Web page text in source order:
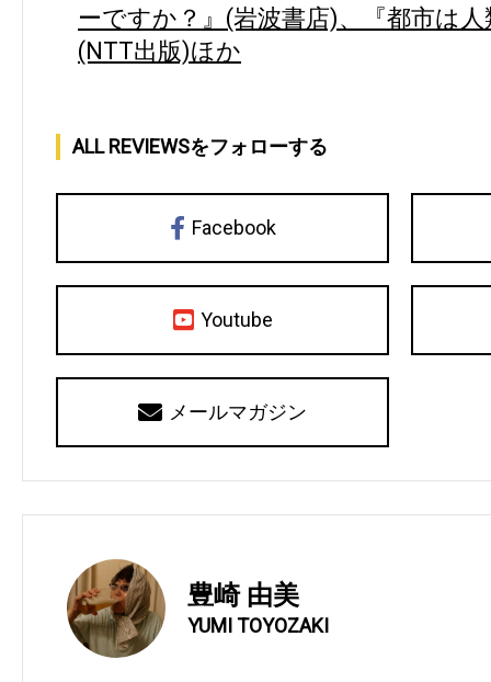
ーですか？』(岩波書店)、『都市は
(NTT出版)ほか
ALL REVIEWSをフォローする
Facebook
Youtube
メールマガジン
豊崎 由美
YUMI TOYOZAKI